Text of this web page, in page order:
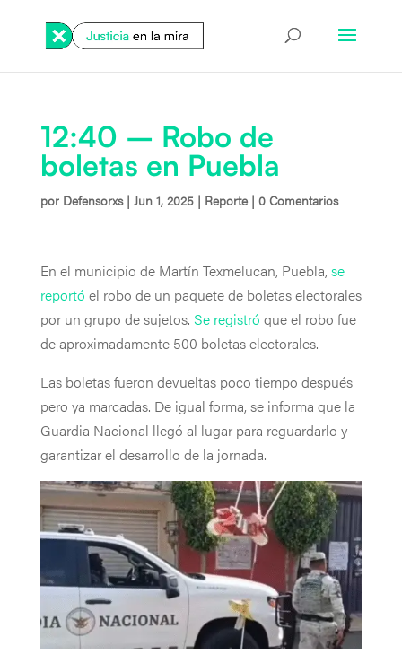
12:40 – Robo de
boletas en Puebla
por Defensorxs| Jun 1, 2025| Reporte| 0 Comentarios
En el municipio de Martín Texmelucan, Puebla,se
reportó el robo de un paquete de boletas electorales
por un grupo de sujetos. Se registró que el robo fue
de aproximadamente 500 boletas electorales.
Las boletas fueron devueltas poco tiempo después
pero ya marcadas. De igual forma, se informa que la
Guardia Nacional llegó al lugar para reguardarlo y
garantizar el desarrollo de la jornada.